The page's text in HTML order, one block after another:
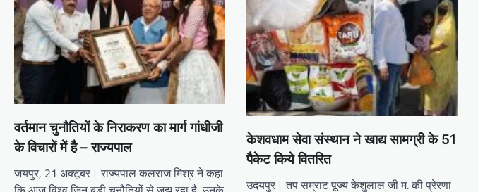
वर्तमान चुनौतियों के निराकरण का मार्ग गांधीजी
के विचारों में है – राज्यपाल
जयपुर, 21 अक्टूबर। राज्यपाल कलराज मिश्र ने कहा
केशवधाम सेवा संस्थान ने खाद्य सामग्री के 51
पैकेट किये वितरित
उदयपुर। तप सम्राट पूज्य केशुलाल जी म. की प्रेरणा